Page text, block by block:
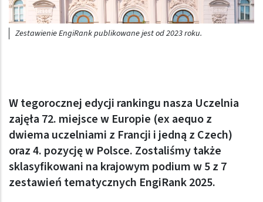
Zestawienie EngiRank publikowane jest od 2023 roku.
W tegorocznej edycji rankingu nasza Uczelnia
zajęła 72. miejsce w Europie (ex aequo z
dwiema uczelniami z Francji i jedną z Czech)
oraz 4. pozycję w Polsce. Zostaliśmy także
sklasyfikowani na krajowym podium w 5 z 7
zestawień tematycznych EngiRank 2025.